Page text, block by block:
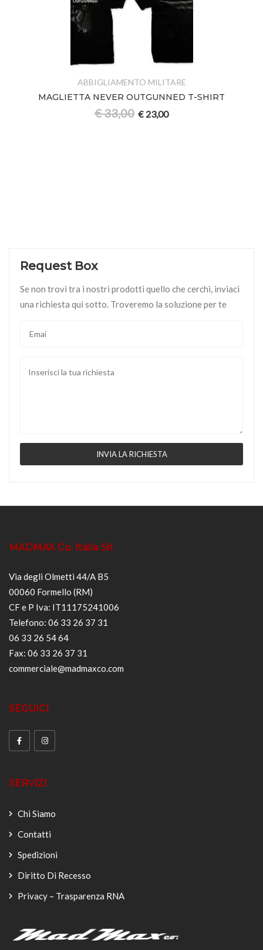
ABBIGLIAMENTO MILITARE
MAGLIETTA NEVER OUTGUNNED T-SHIRT
€33,00 € 23,00
Request Box
Se non trovi tra i nostri prodotti quello che cerchi, inviaci
una richiesta qui sotto. Troveremo la soluzione per te
MADMAX Co. Italia Srl
Via degli Olmetti 44/A B5
00060 Formello (RM)
CF e P Iva: IT11175241006
Telefono: 06 33 26 37 31
06 33 26 54 64
Fax: 06 33 26 37 31
commerciale@madmaxco.com
SEGUICI
SERVIZI
Chi Siamo
Contatti
Spedizioni
Diritto Di Recesso
Privacy – Trasparenza RNA